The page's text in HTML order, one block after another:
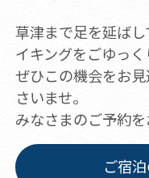
草津まで足を延ば
イキングをごゆっく
ぜひこの機会をお
さいませ。
みなさまのご予約を
ご宿